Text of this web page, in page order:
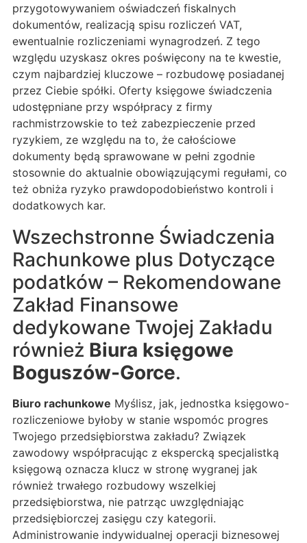
przygotowywaniem oświadczeń fiskalnych
dokumentów, realizacją spisu rozliczeń VAT,
ewentualnie rozliczeniami wynagrodzeń. Z tego
względu uzyskasz okres poświęcony na te kwestie,
czym najbardziej kluczowe – rozbudowę posiadanej
przez Ciebie spółki. Oferty księgowe świadczenia
udostępniane przy współpracy z firmy
rachmistrzowskie to też zabezpieczenie przed
ryzykiem, ze względu na to, że całościowe
dokumenty będą sprawowane w pełni zgodnie
stosownie do aktualnie obowiązującymi regułami, co
też obniża ryzyko prawdopodobieństwo kontroli i
dodatkowych kar.
Wszechstronne Świadczenia
Rachunkowe plus Dotyczące
podatków – Rekomendowane
Zakład Finansowe
dedykowane Twojej Zakładu
również Biura księgowe
Boguszów-Gorce.
Biuro rachunkowe Myślisz, jak, jednostka księgowo-
rozliczeniowe byłoby w stanie wspomóc progres
Twojego przedsiębiorstwa zakładu? Związek
zawodowy współpracując z ekspercką specjalistką
księgową oznacza klucz w stronę wygranej jak
również trwałego rozbudowy wszelkiej
przedsiębiorstwa, nie patrząc uwzględniając
przedsiębiorczej zasięgu czy kategorii.
Administrowanie indywidualnej operacji biznesowej